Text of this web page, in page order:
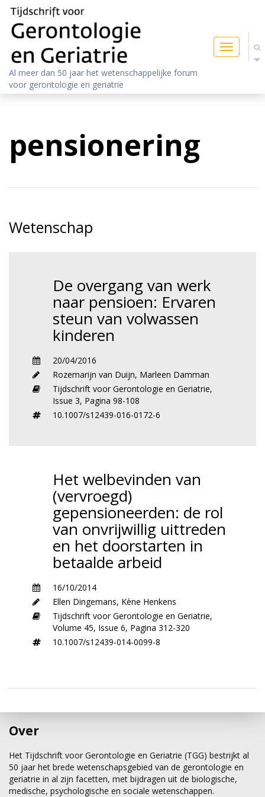
Toggle
navigation
Al meer dan 50 jaar het wetenschappelijke forum
voor gerontologie en geriatrie
pensionering
Wetenschap
De overgang van werk
naar pensioen: Ervaren
steun van volwassen
kinderen
20/04/2016
Rozemarijn van Duijn, Marleen Damman
Tijdschrift voor Gerontologie en Geriatrie,
Issue 3, Pagina 98-108
10.1007/s12439-016-0172-6
Het welbevinden van
(vervroegd)
gepensioneerden: de rol
van onvrijwillig uittreden
en het doorstarten in
betaalde arbeid
16/10/2014
Ellen Dingemans, Kène Henkens
Tijdschrift voor Gerontologie en Geriatrie,
Volume 45, Issue 6, Pagina 312-320
10.1007/s12439-014-0099-8
Over
Het Tijdschrift voor Gerontologie en Geriatrie (TGG) bestrijkt al
50 jaar het brede wetenschapsgebied van de gerontologie en
geriatrie in al zijn facetten, met bijdragen uit de biologische,
medische, psychologische en sociale wetenschappen.